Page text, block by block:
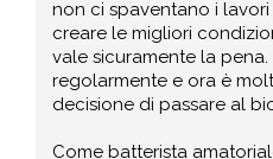
non ci spaventano i
creare le migliori
vale sicuramente la
regolarmente e ora è
decisione di passare al
Come batterista